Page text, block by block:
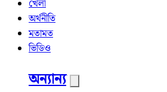
খেলা
অর্থনীতি
মতামত
ভিডিও
অন্যান্য